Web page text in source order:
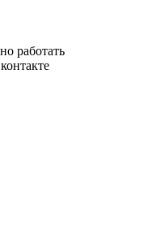
работать